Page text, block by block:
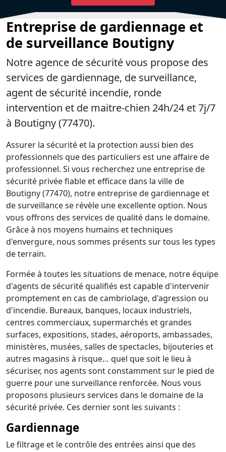
Entreprise de gardiennage et
de surveillance Boutigny
Notre agence de sécurité vous propose des
services de gardiennage, de surveillance,
agent de sécurité incendie, ronde
intervention et de maitre-chien 24h/24 et 7j/7
à Boutigny (77470).
Assurer la sécurité et la protection aussi bien des
professionnels que des particuliers est une affaire de
professionnel. Si vous recherchez une entreprise de
sécurité privée fiable et efficace dans la ville de
Boutigny (77470), notre entreprise de gardiennage et
de surveillance se révèle une excellente option. Nous
vous offrons des services de qualité dans le domaine.
Grâce à nos moyens humains et techniques
d'envergure, nous sommes présents sur tous les types
de terrain.
Formée à toutes les situations de menace, notre équipe
d'agents de sécurité qualifiés est capable d'intervenir
promptement en cas de cambriolage, d'agression ou
d'incendie. Bureaux, banques, locaux industriels,
centres commerciaux, supermarchés et grandes
surfaces, expositions, stades, aéroports, ambassades,
ministères, musées, salles de spectacles, bijouteries et
autres magasins à risque… quel que soit le lieu à
sécuriser, nos agents sont constamment sur le pied de
guerre pour une surveillance renforcée. Nous vous
proposons plusieurs services dans le domaine de la
sécurité privée. Ces dernier sont les suivants :
Gardiennage
Le filtrage et le contrôle des entrées ainsi que des